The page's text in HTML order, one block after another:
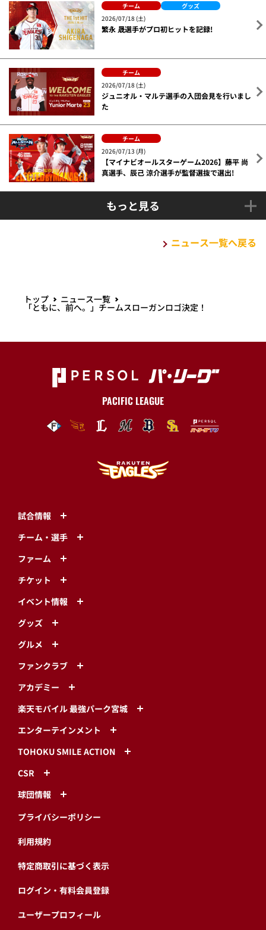
チーム
グッズ
2026/07/18 (土)
繁永 晟選手がプロ初ヒットを記録!
チーム
2026/07/18 (土)
ジュニオル・マルテ選手の入団会見を行いまし
た
チーム
2026/07/13 (月)
【マイナビオールスターゲーム2026】藤平 尚
真選手、辰己 涼介選手が監督選抜で選出!
もっと見る
ニュース一覧へ戻る
トップ ニュース一覧
「ともに、前へ。」チームスローガンロゴ決定！
PACIFIC LEAGUE
試合情報
チーム・選手
ファーム
チケット
イベント情報
グッズ
グルメ
ファンクラブ
アカデミー
楽天モバイル 最強パーク宮城
エンターテインメント
TOHOKU SMILE ACTION
CSR
球団情報
プライバシーポリシー
利用規約
特定商取引に基づく表示
ログイン・有料会員登録
ユーザープロフィール